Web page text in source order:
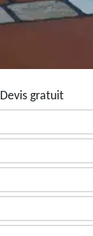
Devis gratuit